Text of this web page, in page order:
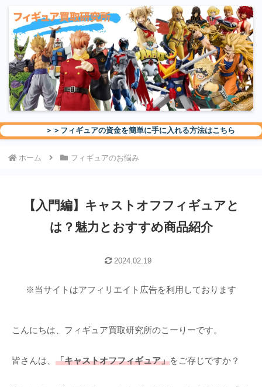
＞＞フィギュアの資金を簡単に手に入れる方法はこちら
ホーム フィギュアのお悩み
【入門編】キャストオフフィギュアと
は？魅力とおすすめ商品紹介
2024.02.19
※当サイトはアフィリエイト広告を利用しております
こんにちは、フィギュア買取研究所のこーりーです。
皆さんは、 「キャストオフフィギュア」をご存じですか？